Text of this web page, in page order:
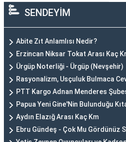
SENDEYİM
Abite Zıt Anlamlısı Nedir?
Erzincan Niksar Tokat Arası Kaç
Ürgüp Noterliği - Ürgüp (Nevşehir)
Rasyonalizm, Usçuluk Bulmaca
PTT Kargo Adnan Menderes
Papua Yeni Gine'Nin Bulunduğu
Aydın Elazığ Arası Kaç Km
Ebru Gündeş - Çok Mu Gördünüz